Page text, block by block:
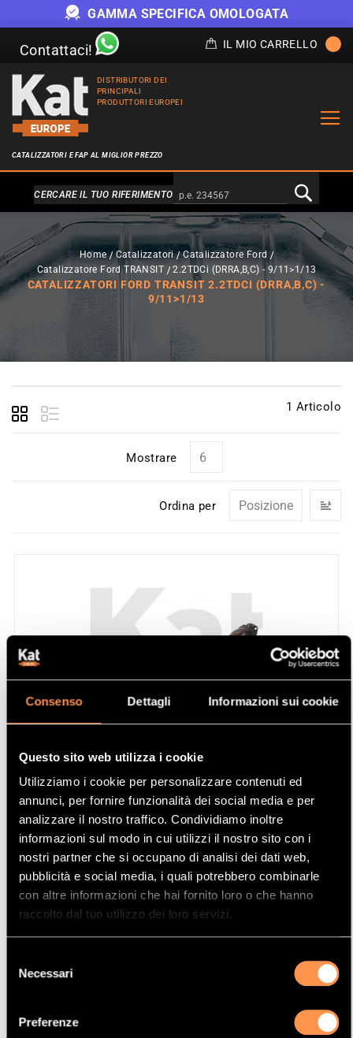
Consenso Dettagli Informazioni sui cookie
Questo sito web utilizza i cookie
Utilizziamo i cookie per personalizzare contenuti ed
annunci, per fornire funzionalità dei social media e per
analizzare il nostro traffico. Condividiamo inoltre
informazioni sul modo in cui utilizzi il nostro sito con i
nostri partner che si occupano di analisi dei dati web,
pubblicità e social media, i quali potrebbero combinarle
con altre informazioni che hai fornito loro o che hanno
raccolto dal tuo utilizzo dei loro servizi.
delNecessari
Preferenze
GAMMA SPECIFICA OMOLOGATA
Contattaci! IL MIO CARRELLO
DISTRIBUTORI DEI
PRINCIPALI
PRODUTTORI EUROPEI
CATALIZZATORI E FAP AL MIGLIOR PREZZO
Alternativa a Doofinder
CERCARE IL TUO RIFERIMENTO
Home Catalizzatori Catalizzatore Ford
Catalizzatore Ford TRANSIT
2.2TDCi (DRRA,B,C) - 9/11>1/13
CATALIZZATORI FORD TRANSIT 2.2TDCI (DRRA,B,C) -
9/11>1/13
1 Articolo
Mostrare
Ordina per
CATALIZZATORE RIFERIMENTO 21169879
SKU (Riferimento) 21169879
731,99 €
Prima:1.355,54 €
NON DISPONIBILE